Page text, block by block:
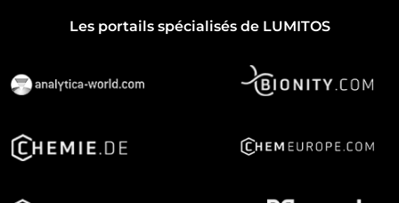
Les portails spécialisés de LUMITOS